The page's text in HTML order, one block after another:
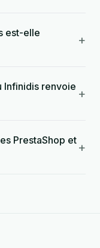
est-elle
+
Infinidis renvoie +
PrestaShop et +